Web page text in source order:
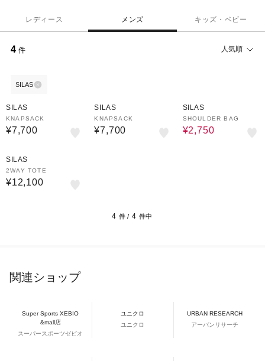
レディース メンズ キッズ・ベビー
4 件 人気順
SILAS
SILAS
KNAPSACK
¥7,700
SILAS
KNAPSACK
¥7,700
SILAS
SHOULDER BAG
¥2,750
SILAS
2WAY TOTE
¥12,100
4 件 / 4 件中
関連ショップ
Super Sports XEBIO
&mall店
スーパースポーツゼビオ
ユニクロ
ユニクロ
URBAN RESEARCH
アーバンリサーチ